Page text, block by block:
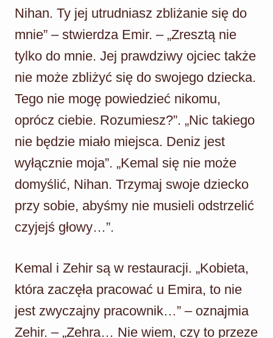
Nihan. Ty jej utrudniasz zbliżanie się do
mnie” – stwierdza Emir. – „Zresztą nie
tylko do mnie. Jej prawdziwy ojciec także
nie może zbliżyć się do swojego dziecka.
Tego nie mogę powiedzieć nikomu,
oprócz ciebie. Rozumiesz?”. „Nic takiego
nie będzie miało miejsca. Deniz jest
wyłącznie moja”. „Kemal się nie może
domyślić, Nihan. Trzymaj swoje dziecko
przy sobie, abyśmy nie musieli odstrzelić
czyjejś głowy…”.
Kemal i Zehir są w restauracji. „Kobieta,
która zaczęła pracować u Emira, to nie
jest zwyczajny pracownik…” – oznajmia
Zehir. – „Zehra… Nie wiem, czy to przeze